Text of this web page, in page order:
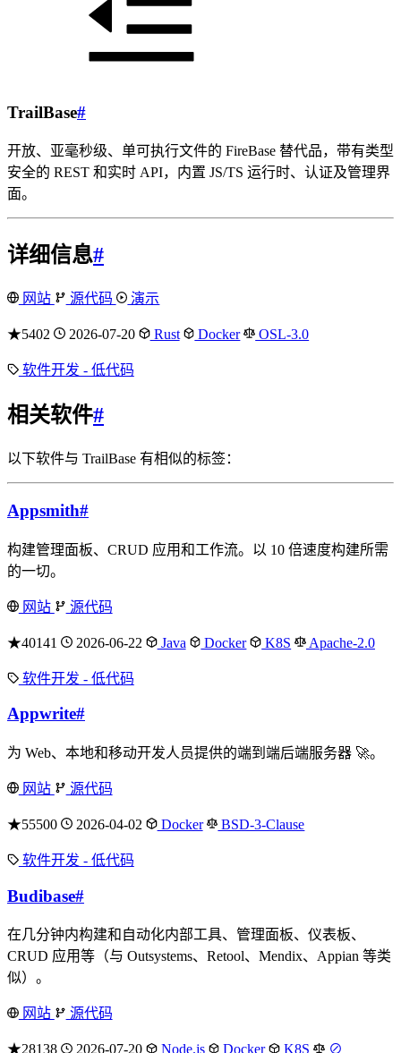
TrailBase#
开放、亚毫秒级、单可执行文件的 FireBase 替代品，带有类型
安全的 REST 和实时 API，内置 JS/TS 运行时、认证及管理界
面。
详细信息#
网站 源代码 演示
★5402 2026-07-20 Rust Docker OSL-3.0
软件开发 - 低代码
相关软件#
以下软件与 TrailBase 有相似的标签：
Appsmith#
构建管理面板、CRUD 应用和工作流。以 10 倍速度构建所需
的一切。
网站 源代码
★40141 2026-06-22 Java Docker K8S Apache-2.0
软件开发 - 低代码
Appwrite#
为 Web、本地和移动开发人员提供的端到端后端服务器 🚀。
网站 源代码
★55500 2026-04-02 Docker BSD-3-Clause
软件开发 - 低代码
Budibase#
在几分钟内构建和自动化内部工具、管理面板、仪表板、
CRUD 应用等（与 Outsystems、Retool、Mendix、Appian 等类
似）。
网站 源代码
★28138 2026-07-20 Node.js Docker K8S ⊘